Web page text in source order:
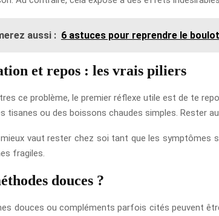
aussi : 6 astuces pour reprendre le
et repos : les vrais piliers
ce problème, le premier réflexe utile est de te
tisanes ou des boissons chaudes simples. Rester
mieux vaut rester chez soi tant que les
fragiles.
douces ?
douces ou compléments parfois cités peuvent